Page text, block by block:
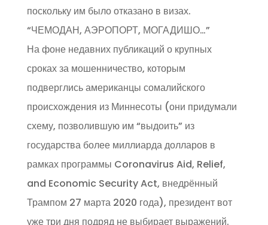
поскольку им было отказано в визах.
“ЧЕМОДАН, АЭРОПОРТ, МОГАДИШО…”
На фоне недавних публикаций о крупных
сроках за мошенничество, которым
подверглись американцы сомалийского
происхождения из Миннесоты (они придумали
схему, позволившую им “выдоить” из
государства более миллиарда долларов в
рамках программы Coronavirus Aid, Relief,
and Economic Security Act, внедрённый
Трампом 27 марта 2020 года), президент вот
уже три дня подряд не выбирает выражений.